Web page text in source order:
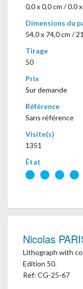
0,0 x 0,0 cm / 0.0
Dimensions du
54,0 x 74,0 cm /
Tirage
50
Prix
Sur demande
Référence
Sans référence
Visite(s)
1351
État
Nicolas
Lithograph with
Edition 50.
Ref: CG-25-67